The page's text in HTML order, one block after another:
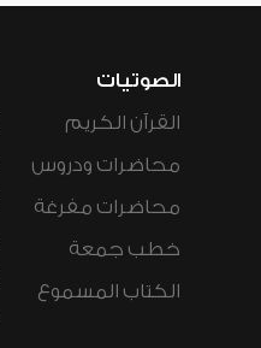
الصوتيات
القرآن الكريم
محاضرات ودروس
محاضرات مفرغة
خطب جمعة
الكتاب المسموع